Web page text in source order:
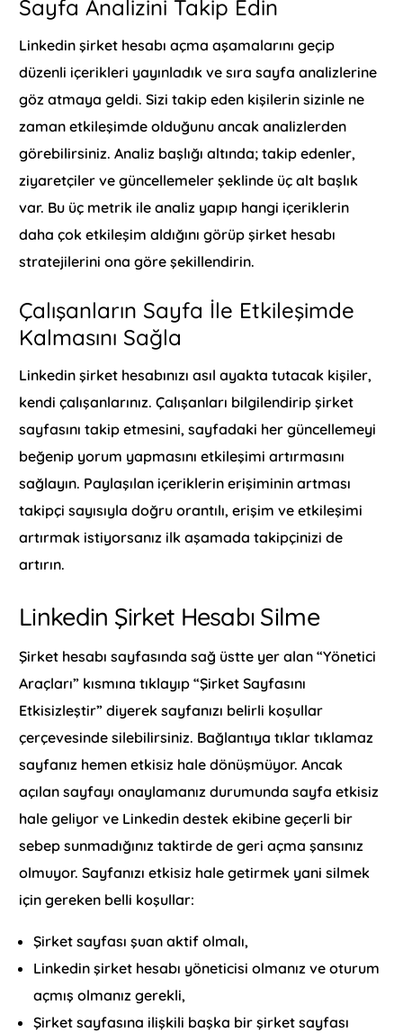
Sayfa Analizini Takip Edin
Linkedin şirket hesabı açma aşamalarını geçip
düzenli içerikleri yayınladık ve sıra sayfa analizlerine
göz atmaya geldi. Sizi takip eden kişilerin sizinle ne
zaman etkileşimde olduğunu ancak analizlerden
görebilirsiniz. Analiz başlığı altında; takip edenler,
ziyaretçiler ve güncellemeler şeklinde üç alt başlık
var. Bu üç metrik ile analiz yapıp hangi içeriklerin
daha çok etkileşim aldığını görüp şirket hesabı
stratejilerini ona göre şekillendirin.
Çalışanların Sayfa İle Etkileşimde
Kalmasını Sağla
Linkedin şirket hesabınızı asıl ayakta tutacak kişiler,
kendi çalışanlarınız. Çalışanları bilgilendirip şirket
sayfasını takip etmesini, sayfadaki her güncellemeyi
beğenip yorum yapmasını etkileşimi artırmasını
sağlayın. Paylaşılan içeriklerin erişiminin artması
takipçi sayısıyla doğru orantılı, erişim ve etkileşimi
artırmak istiyorsanız ilk aşamada takipçinizi de
artırın.
Linkedin Şirket Hesabı Silme
Şirket hesabı sayfasında sağ üstte yer alan “Yönetici
Araçları” kısmına tıklayıp “Şirket Sayfasını
Etkisizleştir” diyerek sayfanızı belirli koşullar
çerçevesinde silebilirsiniz. Bağlantıya tıklar tıklamaz
sayfanız hemen etkisiz hale dönüşmüyor. Ancak
açılan sayfayı onaylamanız durumunda sayfa etkisiz
hale geliyor ve Linkedin destek ekibine geçerli bir
sebep sunmadığınız taktirde de geri açma şansınız
olmuyor. Sayfanızı etkisiz hale getirmek yani silmek
için gereken belli koşullar:
Şirket sayfası şuan aktif olmalı,
Linkedin şirket hesabı yöneticisi olmanız ve oturum
açmış olmanız gerekli,
Şirket sayfasına ilişkili başka bir şirket sayfası